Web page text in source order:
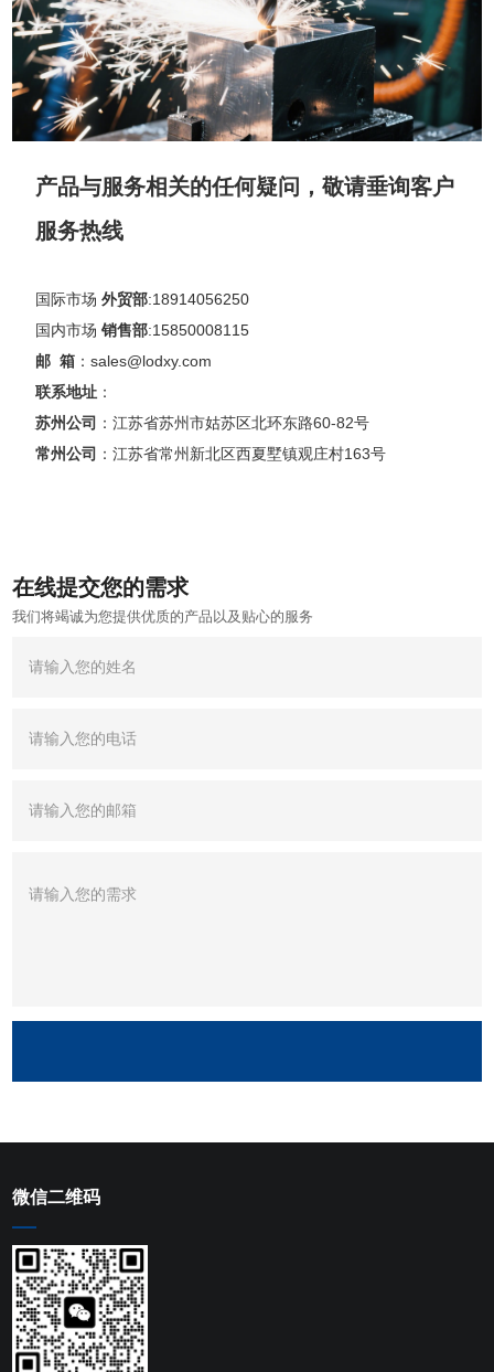
产品与服务相关的任何疑问，敬请垂询客户
服务热线
国际市场外贸部:18914056250
国内市场销售部:15850008115
邮 箱 ：sales@lodxy.com
联系地址 ：
苏州公司 ：江苏省苏州市姑苏区北环东路60-82号
常州公司 ：江苏省常州新北区西夏墅镇观庄村163号
在线提交您的需求
我们将竭诚为您提供优质的产品以及贴心的服务
微信二维码